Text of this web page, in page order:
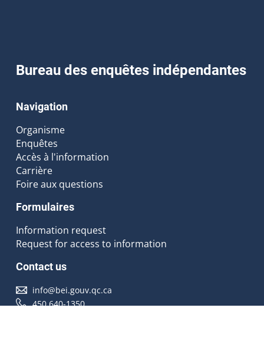
Bureau des enquêtes indépendantes
Navigation
Organisme
Enquêtes
Accès à l'information
Carrière
Foire aux questions
Formulaires
Information request
Request for access to information
Contact us
info@bei.gouv.qc.ca
450 640-1350